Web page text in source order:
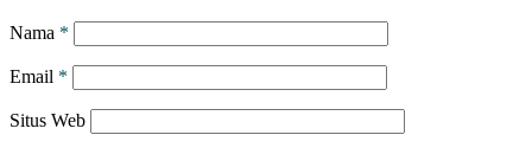
Nama *
Email *
Situs Web